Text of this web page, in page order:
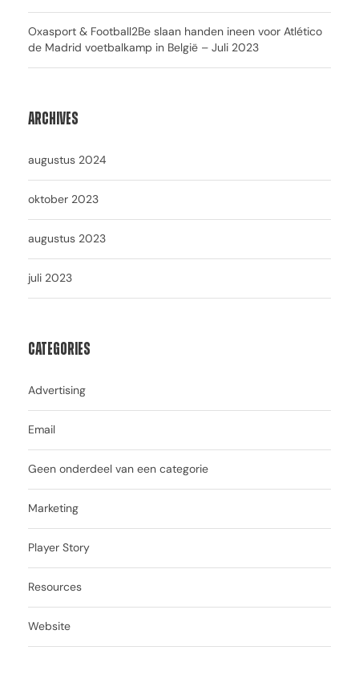
Oxasport & Football2Be slaan handen ineen voor Atlético
de Madrid voetbalkamp in België – Juli 2023
Archives
augustus 2024
oktober 2023
augustus 2023
juli 2023
Categories
Advertising
Email
Geen onderdeel van een categorie
Marketing
Player Story
Resources
Website